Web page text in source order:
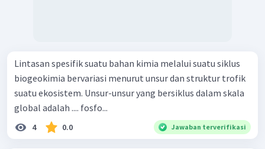
Lintasan spesifik suatu bahan kimia melalui suatu siklus
biogeokimia bervariasi menurut unsur dan struktur trofik
suatu ekosistem. Unsur-unsur yang bersiklus dalam skala
global adalah .... fosfo...
4 0.0 Jawaban terverifikasi